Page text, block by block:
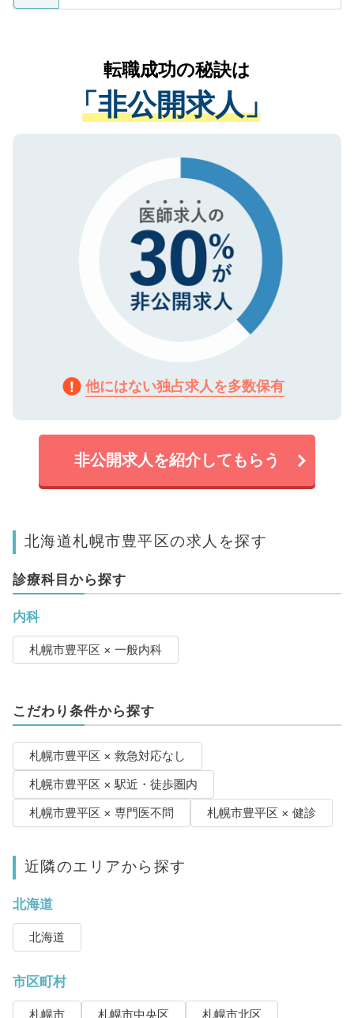
ているすべての個人データはご本人の許可
は、個人情報の取り扱いについての厳密な
管理基準を満たした事業者のみに付与され
る、プライバシーマークを取得済みです。
で、機密保持に関してもご安心ください。
かがいして、現在の医療機関の状況や紹介
経験をまじえながら、適切なアドバイスを
させていただきます。すぐにご転職をされ
ない方には、長期的なサポートが可能です
ので、まずはご登録ください。
転職成功の秘訣は
「非公開求人」
他にはない独占求人を多数保有
非公開求人を紹介してもらう
北海道札幌市豊平区の求人を探す
診療科目から探す
内科
札幌市豊平区 × 一般内科
こだわり条件から探す
札幌市豊平区 × 救急対応なし
札幌市豊平区 × 駅近・徒歩圏内
札幌市豊平区 × 専門医不問
札幌市豊平区 × 健診
近隣のエリアから探す
北海道
北海道
市区町村
札幌市 札幌市中央区 札幌市北区